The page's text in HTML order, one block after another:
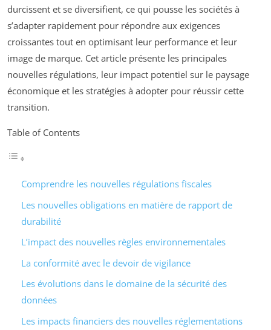
durcissent et se diversifient, ce qui pousse les sociétés à
s’adapter rapidement pour répondre aux exigences
croissantes tout en optimisant leur performance et leur
image de marque. Cet article présente les principales
nouvelles régulations, leur impact potentiel sur le paysage
économique et les stratégies à adopter pour réussir cette
transition.
Table of Contents
Comprendre les nouvelles régulations fiscales
Les nouvelles obligations en matière de rapport de
durabilité
L’impact des nouvelles règles environnementales
La conformité avec le devoir de vigilance
Les évolutions dans le domaine de la sécurité des
données
Les impacts financiers des nouvelles réglementations